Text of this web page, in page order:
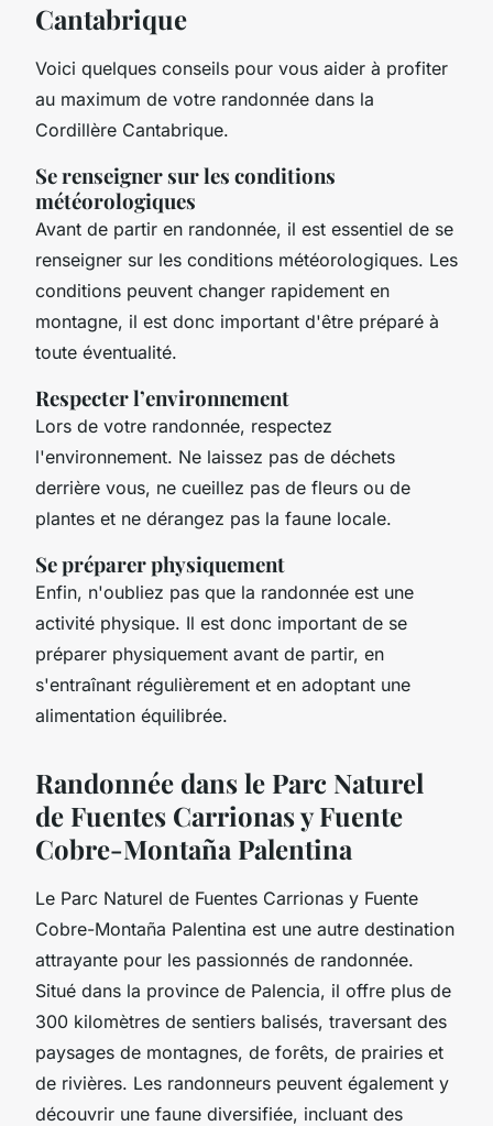
Cantabrique
Voici quelques conseils pour vous aider à profiter
au maximum de votre randonnée dans la
Cordillère Cantabrique.
Se renseigner sur les conditions
météorologiques
Avant de partir en randonnée, il est essentiel de se
renseigner sur les conditions météorologiques. Les
conditions peuvent changer rapidement en
montagne, il est donc important d'être préparé à
toute éventualité.
Respecter l’environnement
Lors de votre randonnée, respectez
l'environnement. Ne laissez pas de déchets
derrière vous, ne cueillez pas de fleurs ou de
plantes et ne dérangez pas la faune locale.
Se préparer physiquement
Enfin, n'oubliez pas que la randonnée est une
activité physique. Il est donc important de se
préparer physiquement avant de partir, en
s'entraînant régulièrement et en adoptant une
alimentation équilibrée.
Randonnée dans le Parc Naturel
de Fuentes Carrionas y Fuente
Cobre-Montaña Palentina
Le Parc Naturel de Fuentes Carrionas y Fuente
Cobre-Montaña Palentina est une autre destination
attrayante pour les passionnés de randonnée.
Situé dans la province de Palencia, il offre plus de
300 kilomètres de sentiers balisés, traversant des
paysages de montagnes, de forêts, de prairies et
de rivières. Les randonneurs peuvent également y
découvrir une faune diversifiée, incluant des